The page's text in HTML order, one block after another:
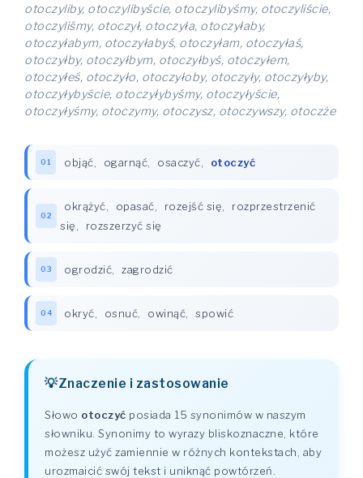
otoczyliby, otoczylibyście, otoczylibyśmy, otoczyliście,
otoczyliśmy, otoczył, otoczyła, otoczyłaby,
otoczyłabym, otoczyłabyś, otoczyłam, otoczyłaś,
otoczyłby, otoczyłbym, otoczyłbyś, otoczyłem,
otoczyłeś, otoczyło, otoczyłoby, otoczyły, otoczyłyby,
otoczyłybyście, otoczyłybyśmy, otoczyłyście,
otoczyłyśmy, otoczymy, otoczysz, otoczywszy, otoczże
01 objąć ogarnąć osaczyć otoczyć
02
okrążyć opasać rozejść się
rozprzestrzenić
się
rozszerzyć się
03 ogrodzić zagrodzić
04 okryć osnuć owinąć spowić
Znaczenie i zastosowanie
Słowo otoczyć posiada 15 synonimów w naszym
słowniku. Synonimy to wyrazy bliskoznaczne, które
możesz użyć zamiennie w różnych kontekstach, aby
urozmaicić swój tekst i uniknąć powtórzeń.